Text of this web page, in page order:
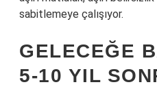
sabitlemeye çalışıyor.
GELECEĞE
5-10 YIL